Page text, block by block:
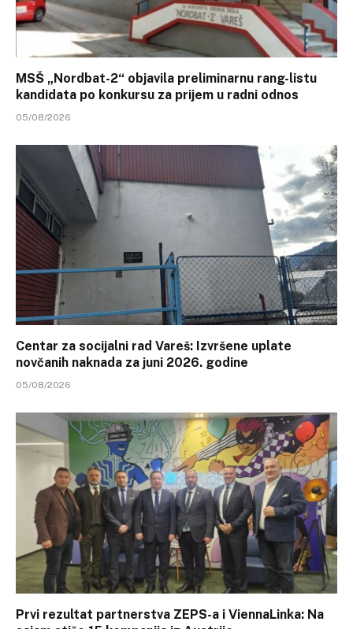
MSŠ „Nordbat-2“ objavila preliminarnu rang-listu
kandidata po konkursu za prijem u radni odnos
05/08/2026
Centar za socijalni rad Vareš: Izvršene uplate
novčanih naknada za juni 2026. godine
05/08/2026
Prvi rezultat partnerstva ZEPS-a i ViennaLinka: Na